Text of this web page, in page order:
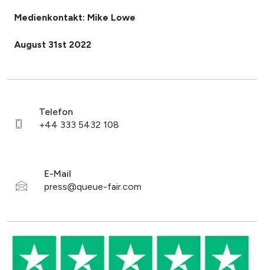
Medienkontakt: Mike Lowe
August 31st 2022
Telefon
E-Mail